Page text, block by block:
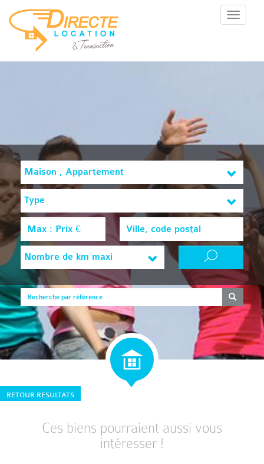
Menu
Maison , Appartement
Type
Nombre de km maxi
RETOUR RESULTATS
Ces biens pourraient aussi vous
intéresser !